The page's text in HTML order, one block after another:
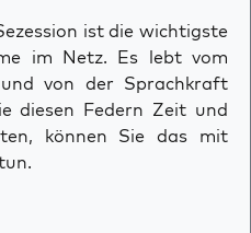
ist die wichtigste
im Netz. Es lebt vom
von der Sprachkraft
diesen Federn Zeit und
können Sie das mit